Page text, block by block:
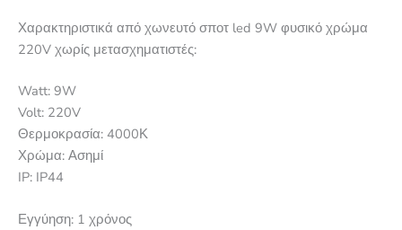
Χαρακτηριστικά από χωνευτό σποτ led 9W φυσικό χρώμα
220V χωρίς μετασχηματιστές:
Watt: 9W
Volt: 220V
Θερμοκρασία: 4000Κ
Χρώμα: Ασημί
IP: IP44
Εγγύηση: 1 χρόνος